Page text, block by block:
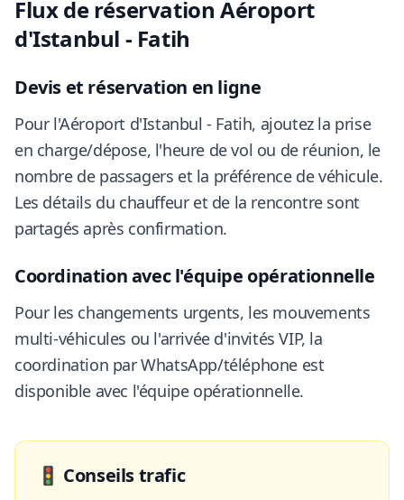
Flux de réservation Aéroport
d'Istanbul - Fatih
Devis et réservation en ligne
Pour l'Aéroport d'Istanbul - Fatih, ajoutez la prise
en charge/dépose, l'heure de vol ou de réunion, le
nombre de passagers et la préférence de véhicule.
Les détails du chauffeur et de la rencontre sont
partagés après confirmation.
Coordination avec l'équipe opérationnelle
Pour les changements urgents, les mouvements
multi-véhicules ou l'arrivée d'invités VIP, la
coordination par WhatsApp/téléphone est
disponible avec l'équipe opérationnelle.
🚦 Conseils trafic